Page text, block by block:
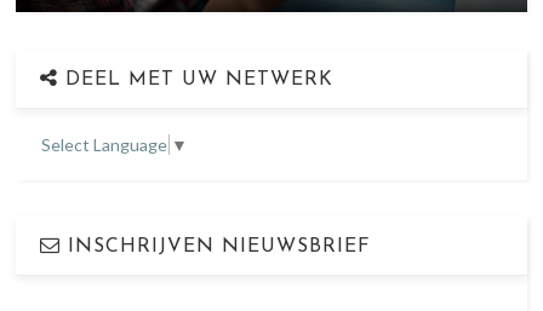
DEEL MET UW NETWERK
Select Language ▼
INSCHRIJVEN NIEUWSBRIEF